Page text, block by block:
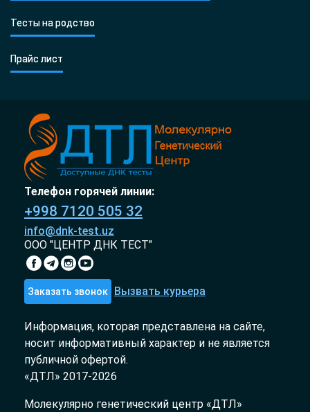
Тесты на родство
Прайс лист
Телефон горячей линии:
+998 7120 505 32
info@dnk-test.uz
ООО "ЦЕНТР ДНК ТЕСТ"
Заказать звонок Вызвать курьера
Информация, которая представлена на сайте,
носит информативный характер и не является
публичной офертой.
«ДТЛ» 2017-2026
Молекулярно генетический центр «ДТЛ»